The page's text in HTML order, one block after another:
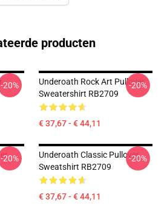
producten
-20%
Underoath Rock Art Pullover
Sweatershirt RB2709
€ 37,67 - € 44,11
-20%
-20%
Underoath Classic Pullover
Sweatshirt RB2709
€ 37,67 - € 44,11
-20%